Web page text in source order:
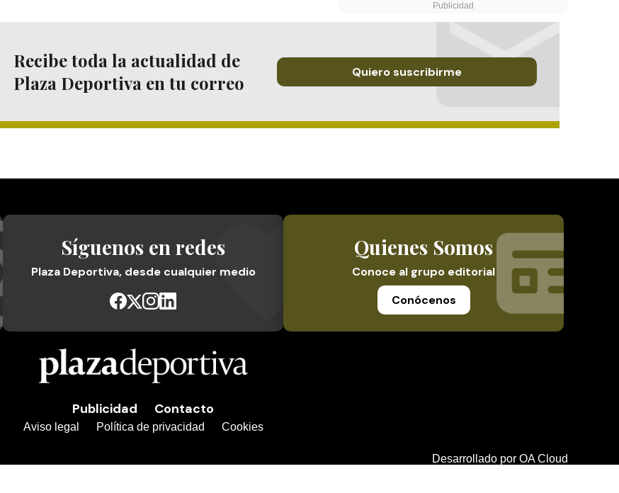
Recibe toda la actualidad de
Plaza Deportiva en tu correo
Quiero suscribirme
Síguenos en redes
Plaza Deportiva, desde cualquier medio
Quienes Somos
Conoce al grupo editorial
Conócenos
Publicidad Contacto
Aviso legal Política de privacidad Cookies
Desarrollado por OA Cloud